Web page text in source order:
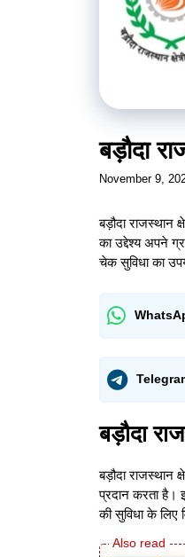
बड़ौदा
November 9,
बड़ौदा राजस्थान
का उद्देश्य अपने
चेक सुविधा का
बड़ौदा
बड़ौदा राजस्थान
प्रदान करता है।
की सुविधा के